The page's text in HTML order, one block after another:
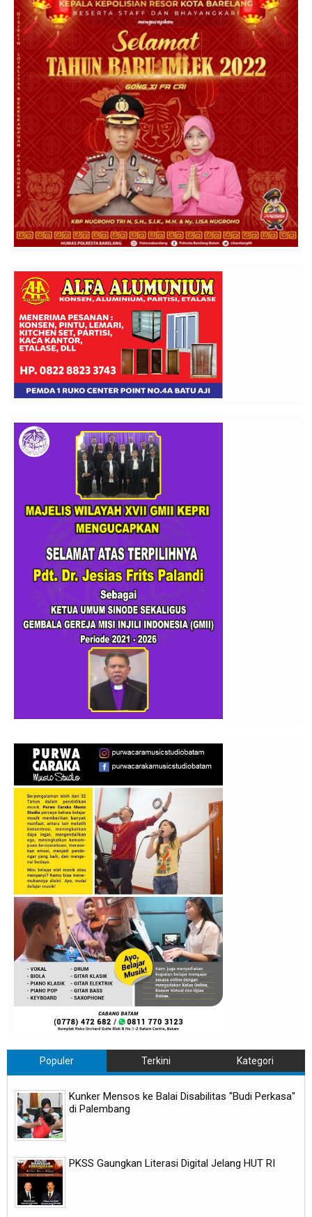
Populer Terkini Kategori
Kunker Mensos ke Balai Disabilitas "Budi Perkasa"
di Palembang
PKSS Gaungkan Literasi Digital Jelang HUT RI